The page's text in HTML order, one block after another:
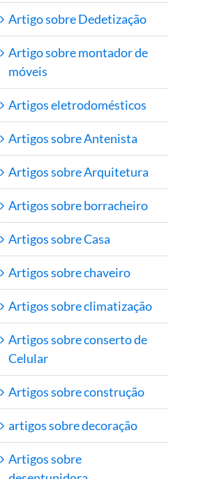
Artigo sobre Dedetização
Artigo sobre montador de
móveis
Artigos eletrodomésticos
Artigos sobre Antenista
Artigos sobre Arquitetura
Artigos sobre borracheiro
Artigos sobre Casa
Artigos sobre chaveiro
Artigos sobre climatização
Artigos sobre conserto de
Celular
Artigos sobre construção
artigos sobre decoração
Artigos sobre